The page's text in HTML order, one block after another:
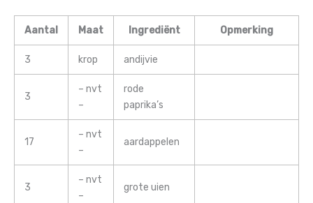
Aantal Maat Ingrediënt Opmerking
3 krop andijvie
3
– nvt
–
rode
paprika’s
17
– nvt
–
aardappelen
3
– nvt
–
grote uien